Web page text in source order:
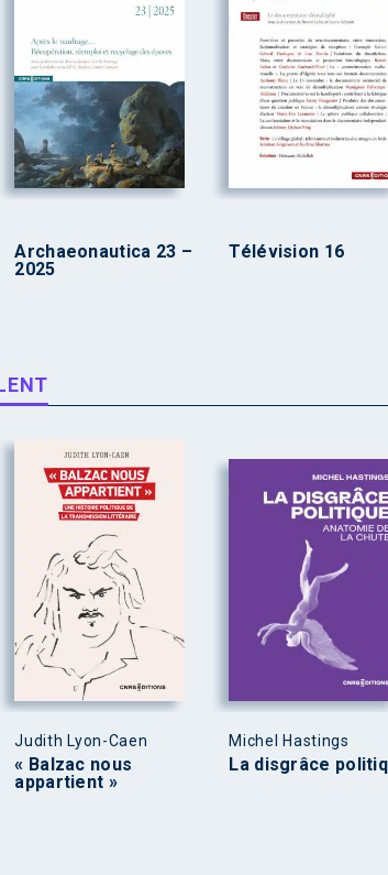
Archaeonautica 23 –
2025
Télévision 16
Judith Lyon-Caen
« Balzac nous
appartient »
Michel Hastings
La disgrâce